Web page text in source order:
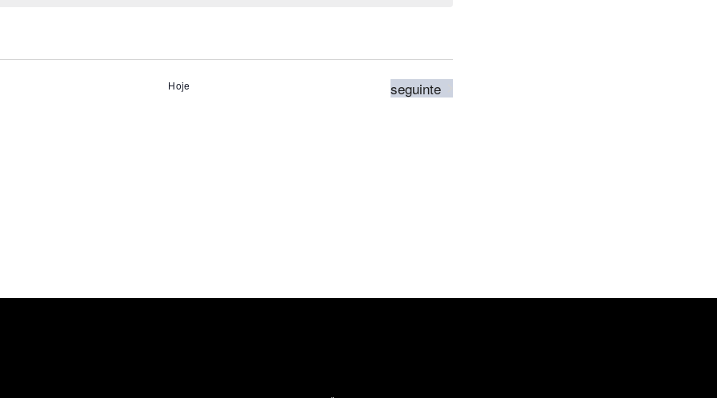
Hoje Eventos
seguinte